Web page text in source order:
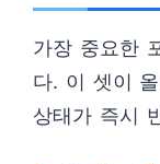
가장 중요한
다. 이 셋이
상태가 즉시